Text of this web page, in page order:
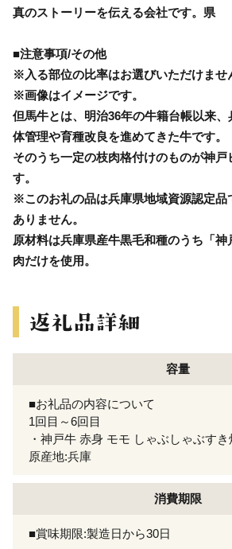
真のストーリーを伝える会社です。県
■注意事項/その他
※入る部位の比率はお選びいただけませ
※画像はイメージです。
但馬牛とは、明治36年の牛籍台帳以来
体管理や育種改良を進めてきた牛です。
そのうち一定の枝肉格付けのものが神戸
す。
※このお礼の品は兵庫県地域資源認定品
ありません。
原材料は兵庫県産牛黒毛和種のうち「神
肉だけを使用。
容量
■お礼品の内容について
1回目～6回目
・神戸牛 赤身 モモ しゃぶしゃぶすき
原産地:兵庫
消費期限
■賞味期限:製造日から30日